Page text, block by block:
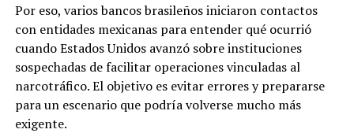
Por eso, varios bancos brasileños iniciaron contactos
con entidades mexicanas para entender qué ocurrió
cuando Estados Unidos avanzó sobre instituciones
sospechadas de facilitar operaciones vinculadas al
narcotráfico. El objetivo es evitar errores y prepararse
para un escenario que podría volverse mucho más
exigente.